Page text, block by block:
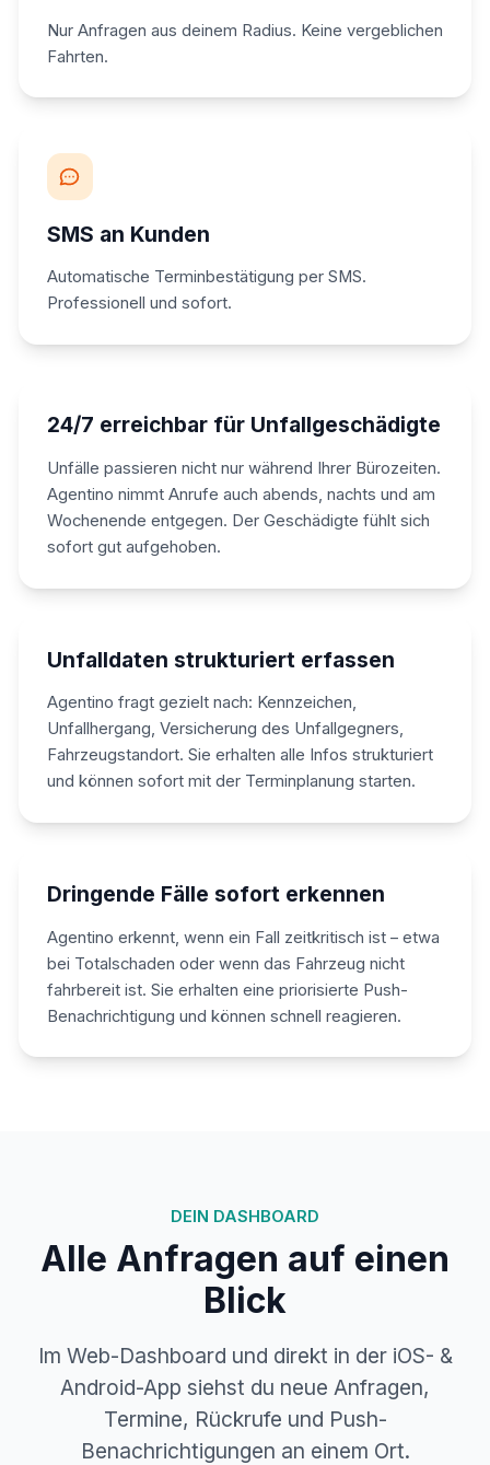
Nur Anfragen aus deinem Radius. Keine vergeblichen
Fahrten.
SMS an Kunden
Automatische Terminbestätigung per SMS.
Professionell und sofort.
24/7 erreichbar für Unfallgeschädigte
Unfälle passieren nicht nur während Ihrer Bürozeiten.
Agentino nimmt Anrufe auch abends, nachts und am
Wochenende entgegen. Der Geschädigte fühlt sich
sofort gut aufgehoben.
Unfalldaten strukturiert erfassen
Agentino fragt gezielt nach: Kennzeichen,
Unfallhergang, Versicherung des Unfallgegners,
Fahrzeugstandort. Sie erhalten alle Infos strukturiert
und können sofort mit der Terminplanung starten.
Dringende Fälle sofort erkennen
Agentino erkennt, wenn ein Fall zeitkritisch ist – etwa
bei Totalschaden oder wenn das Fahrzeug nicht
fahrbereit ist. Sie erhalten eine priorisierte Push-
Benachrichtigung und können schnell reagieren.
DEIN DASHBOARD
Alle Anfragen auf einen
Blick
Im Web-Dashboard und direkt in der iOS- &
Android-App siehst du neue Anfragen,
Termine, Rückrufe und Push-
Benachrichtigungen an einem Ort.